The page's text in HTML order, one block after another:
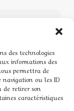
des technologies
informations des
permettra de
navigation ou les ID
de retirer son
caractéristiques